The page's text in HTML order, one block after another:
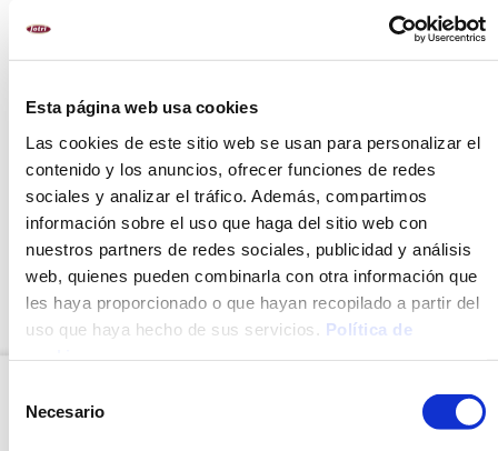
Esta página web usa cookies
Las cookies de este sitio web se usan para personalizar el
contenido y los anuncios, ofrecer funciones de redes
sociales y analizar el tráfico. Además, compartimos
información sobre el uso que haga del sitio web con
nuestros partners de redes sociales, publicidad y análisis
web, quienes pueden combinarla con otra información que
les haya proporcionado o que hayan recopilado a partir del
uso que haya hecho de sus servicios. Política de
Necesario
ALÉRGENOS
RECOMENDACIONES
INGREDIENTES
MÉTODO DE PREPARACIÓN
VALORES NUTRICIONALES